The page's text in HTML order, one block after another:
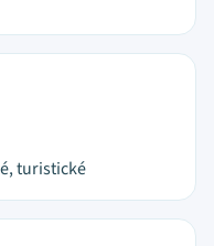
turistické